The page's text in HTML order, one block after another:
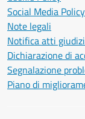
Social Media Policy
Note legali
Notifica atti
Dichiarazione di
Segnalazione
Piano di